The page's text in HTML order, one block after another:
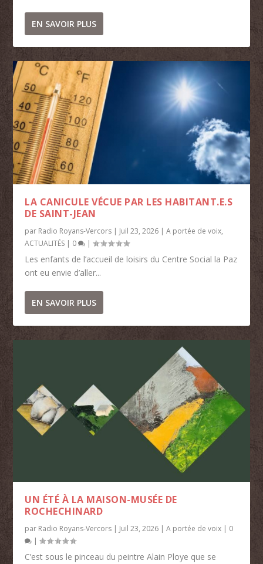
EN SAVOIR PLUS
LA CANICULE VÉCUE PAR LES HABITANT.E.S
DE SAINT-JEAN
par Radio Royans-Vercors | Juil 23, 2026 |A portée de voix,
ACTUALITÉS | 0 |
Les enfants de l’accueil de loisirs du Centre Social la Paz
ont eu envie d’aller...
EN SAVOIR PLUS
UN ÉTÉ À LA MAISON-MUSÉE DE
ROCHECHINARD
par Radio Royans-Vercors | Juil 23, 2026 |A portée de voix | 0
|
C’est sous le pinceau du peintre Alain Ploye que se